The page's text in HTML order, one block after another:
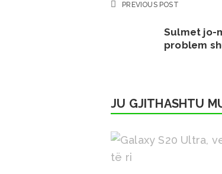
PREVIOUS POST
Sulmet jo-
problem
JU GJITHASHTU